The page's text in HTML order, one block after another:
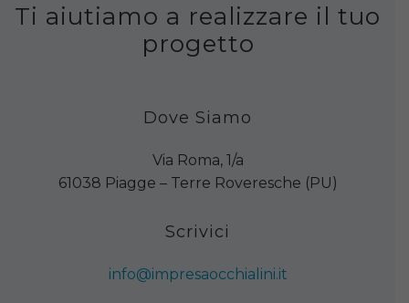
Ti aiutiamo a realizzare il tuo
progetto
Dove Siamo
Via Roma, 1/a
61038 Piagge – Terre Roveresche (PU)
Scrivici
info@impresaocchialini.it